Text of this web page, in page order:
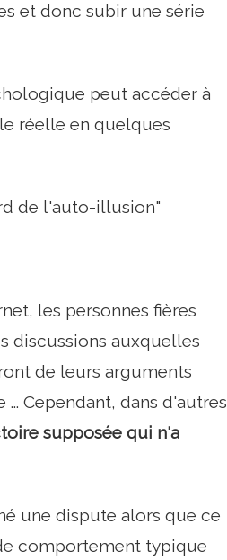
et donc subir une série
peut accéder à
réelle en quelques
de l'auto-illusion"
les personnes fières
discussions auxquelles
de leurs arguments
Cependant, dans d'autres
supposée qui n'a
une dispute alors que ce
comportement typique